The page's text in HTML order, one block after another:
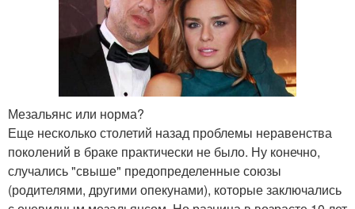
Мезальянс или норма?
Еще несколько столетий назад проблемы неравенства
поколений в браке практически не было. Ну конечно,
случались "свыше" предопределенные союзы
(родителями, другими опекунами), которые заключались